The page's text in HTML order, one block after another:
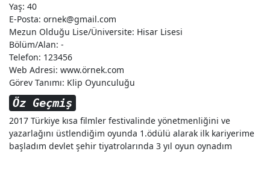
Yaş: 40
E-Posta: ornek@gmail.com
Mezun Olduğu Lise/Üniversite: Hisar Lisesi
Bölüm/Alan: -
Telefon: 123456
Web Adresi: www.örnek.com
Görev Tanımı: Klip Oyunculuğu
Öz Geçmiş
2017 Türkiye kısa filmler festivalinde yönetmenliğini ve
yazarlağını üstlendiğim oyunda 1.ödülü alarak ilk kariyerime
başladım devlet şehir tiyatrolarında 3 yıl oyun oynadım